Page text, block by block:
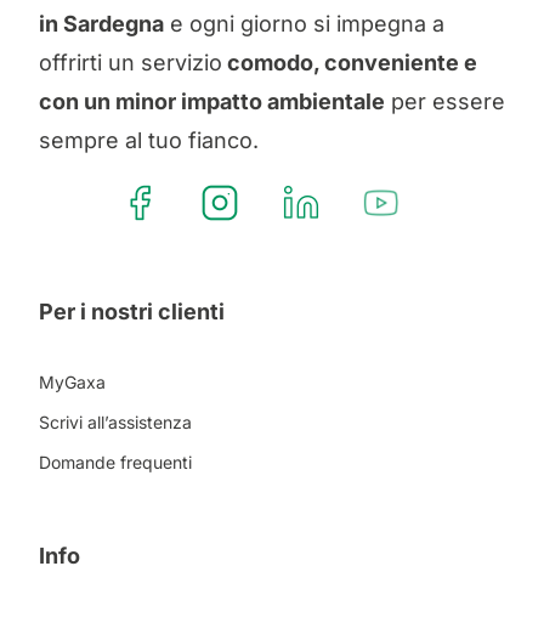
in Sardegnae ogni giorno si impegna a
offrirti un servizio comodo, conveniente e
con un minor impatto ambientale per essere
sempre al tuo fianco.
Per i nostri clienti
MyGaxa
Scrivi all’assistenza
Domande frequenti
Info